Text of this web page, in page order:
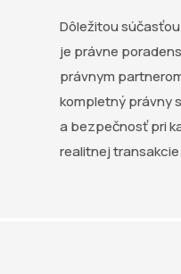
Dôležitou
je právne
právnym
kompletný právny
a bezpečnosť pri
realitnej transakcie.